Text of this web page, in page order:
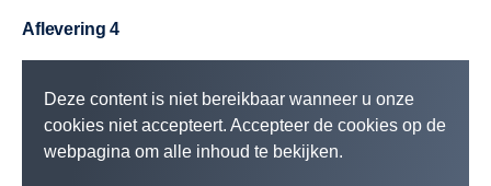
Aflevering 4
Deze content is niet bereikbaar wanneer u onze
cookies niet accepteert. Accepteer de cookies op de
webpagina om alle inhoud te bekijken.